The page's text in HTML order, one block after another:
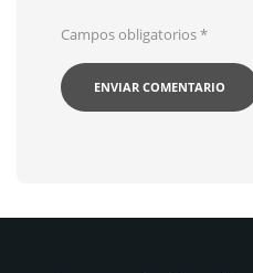
Campos obligatorios*